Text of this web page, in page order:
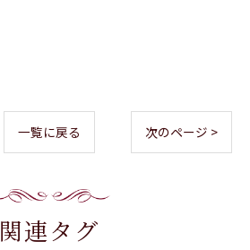
一覧に戻る 次のページ >
関連タグ